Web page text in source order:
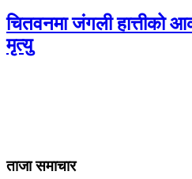
चितवनमा जंगली हात्तीको
मृत्यु
ताजा समाचार